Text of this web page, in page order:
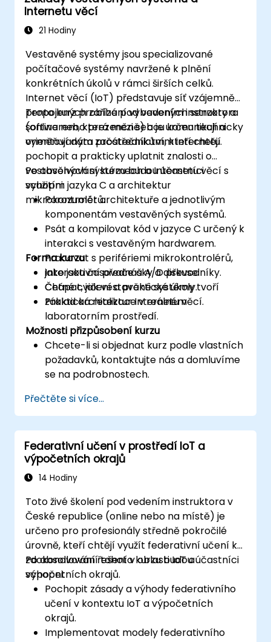
Integrovat Edge AI s různými protokoly a
platformami IoT.
osvědčené postupy při využívání Edge AI
v prostředí IoT.
Internetu věcí
21 Hodiny
Vestavěné systémy jsou specializované
počítačové systémy navržené k plnění
konkrétních úkolů v rámci širších celků.
Internet věcí (IoT) představuje síť vzájemně
propojených zařízení vybavených senzory a
softwarem, která mezi sebou komunikují a
vyměňují data prostřednictvím internetu.
Tento kurz probíhá pod vedením instruktora
(online nebo prezenčně) a je určen technicky
orientovaným začátečníkům, kteří chtějí
pochopit a prakticky uplatnit znalosti o
vestavěných systémech a Internetu věcí s
využitím jazyka C a architektur
mikrokontrolérů.
Po absolvování kurzu budou účastníci
schopni:
Porozumět architektuře a jednotlivým
komponentám vestavěných systémů.
Psát a kompilovat kód v jazyce C určený k
interakci s vestavěným hardwarem.
Pracovat s perifériemi mikrokontrolérů,
jako jsou časovače a A/D převodníky.
Chápat, jak vestavěné systémy tvoří
základ architektur Internetu věcí.
Forma kurzu
Interaktivní přednášky a diskuse.
Četné cvičení a praktické úkoly.
Praktická realizace v reálném
laboratorním prostředí.
Možnosti přizpůsobení kurzu
Chcete-li si objednat kurz podle vlastních
požadavků, kontaktujte nás a domluvíme
se na podrobnostech.
Přečtěte si více...
Federativní učení v prostředí IoT a
výpočetních okrajů
14 Hodiny
Toto živé školení pod vedením instruktora v
České republice (online nebo na místě) je
určeno pro profesionály středně pokročilé
úrovně, kteří chtějí využít federativní učení ke
zdokonalování řešení v oblasti IoT a
výpočetních okrajů.
Po absolvování tohoto kurzu budou účastníci
schopni:
Pochopit zásady a výhody federativního
učení v kontextu IoT a výpočetních
okrajů.
Implementovat modely federativního